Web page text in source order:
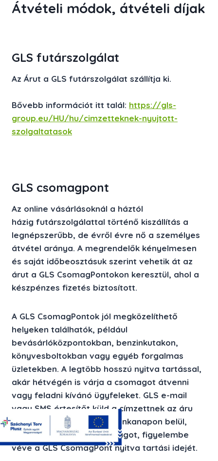
Átvételi módok, átvételi díjak
GLS futárszolgálat
Az Árut a GLS futárszolgálat szállítja ki.
Bővebb információt itt talál: https://gls-
group.eu/HU/hu/cimzetteknek-nyujtott-
szolgaltatasok
GLS csomagpont
Az online vásárlásoknál a háztól
házig futárszolgálattal történő kiszállítás a
legnépszerűbb, de évről évre nő a személyes
átvétel aránya. A megrendelők kényelmesen
és saját időbeosztásuk szerint vehetik át az
árut a GLS CsomagPontokon keresztül, ahol a
készpénzes fizetés biztosított.
A GLS CsomagPontok jól megközelíthető
helyeken találhatók, például
bevásárlóközpontokban, benzinkutakon,
könyvesboltokban vagy egyéb forgalmas
üzletekben. A legtöbb hosszú nyitva tartással,
akár hétvégén is várja a csomagot átvenni
vagy feladni kívánó ügyfeleket. GLS e-mail
vagy SMS értesítőt küld a címzettnek az áru
kiszállításáról. A vevő 5 munkanapon belül,
bármikor átveheti a csomagot, figyelembe
véve a GLS CsomagPont nyitva tartási idejét.